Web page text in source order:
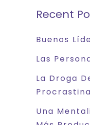
Recent
Buenos
Las
La Droga
Una